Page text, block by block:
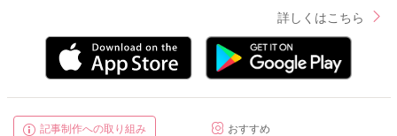
詳しくはこちら
記事制作への取り組み
おすすめ